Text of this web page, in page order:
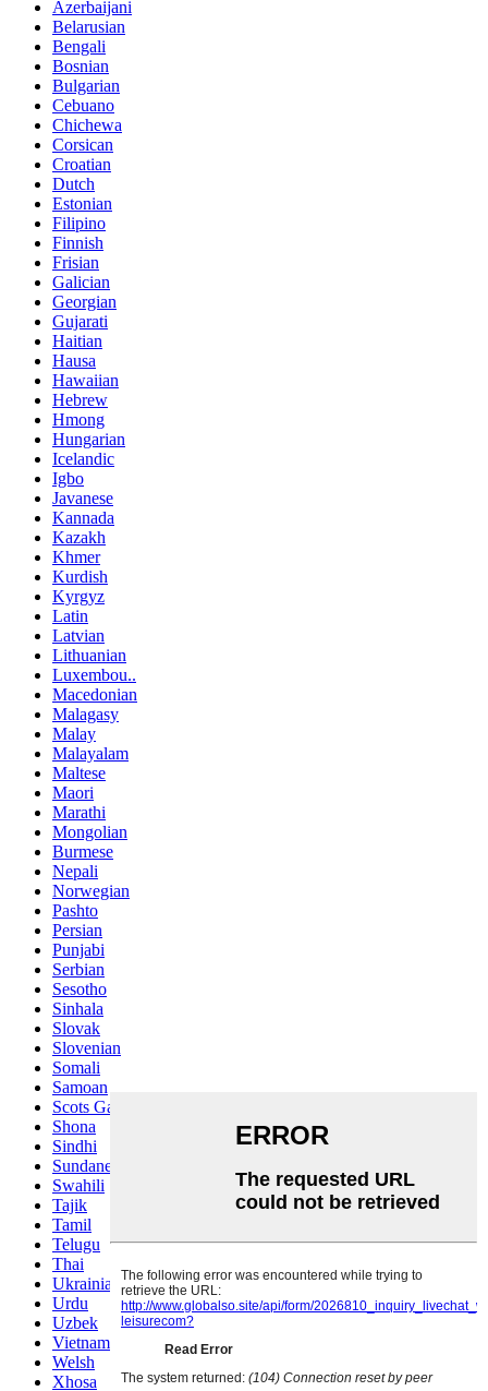
Azerbaijani
Belarusian
Bengali
Bosnian
Bulgarian
Cebuano
Chichewa
Corsican
Croatian
Dutch
Estonian
Filipino
Finnish
Frisian
Galician
Georgian
Gujarati
Haitian
Hausa
Hawaiian
Hebrew
Hmong
Hungarian
Icelandic
Igbo
Javanese
Kannada
Kazakh
Khmer
Kurdish
Kyrgyz
Latin
Latvian
Lithuanian
Luxembou..
Macedonian
Malagasy
Malay
Malayalam
Maltese
Maori
Marathi
Mongolian
Burmese
Nepali
Norwegian
Pashto
Persian
Punjabi
Serbian
Sesotho
Sinhala
Slovak
Slovenian
Somali
Samoan
Scots Gaelic
Shona
Sindhi
Sundanese
Swahili
Tajik
Tamil
Telugu
Thai
Ukrainian
Urdu
Uzbek
Vietnamese
Welsh
Xhosa